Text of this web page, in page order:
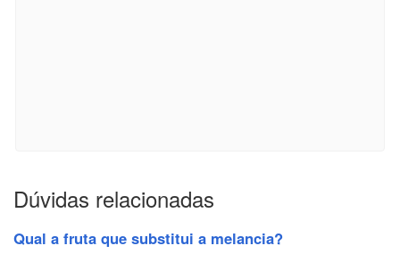
Dúvidas relacionadas
Qual a fruta que substitui a melancia?